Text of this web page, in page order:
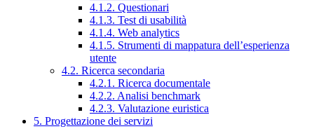
4.1.2. Questionari
4.1.3. Test di usabilità
4.1.4. Web analytics
4.1.5. Strumenti di mappatura dell’esperienza
utente
4.2. Ricerca secondaria
4.2.1. Ricerca documentale
4.2.2. Analisi benchmark
4.2.3. Valutazione euristica
5. Progettazione dei servizi